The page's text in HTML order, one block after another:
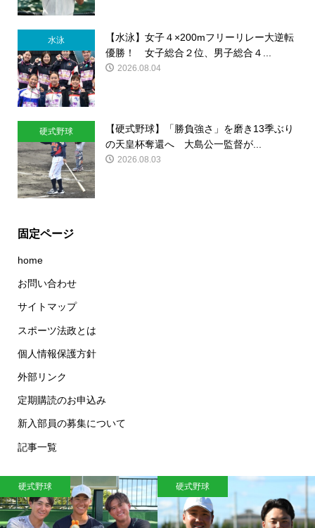
水泳
【水泳】女子４×200mフリーリレー大逆転
優勝！ 女子総合２位、男子総合４...
2026.08.04
硬式野球
【硬式野球】「勝負強さ」を磨き13季ぶり
の天皇杯奪還へ 大島公一監督が...
2026.08.03
固定ページ
home
お問い合わせ
サイトマップ
スポーツ法政とは
個人情報保護方針
外部リンク
定期購読のお申込み
新入部員の募集について
記事一覧
硬式野球 硬式野球